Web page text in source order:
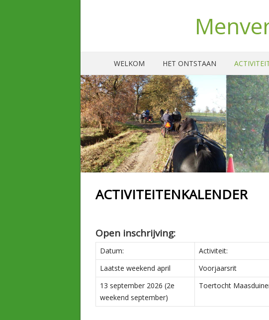
WELKOM HET ONTSTAAN
ACTIVITEITENKALENDER
Open inschrijving:
Datum:
Activiteit:
Laatste weekend april
Voorjaarsrit
13 september 2026 (2e
weekend september)
Toertocht